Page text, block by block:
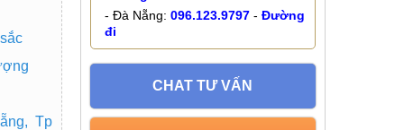
Tp
- Đà Nẵng: 096.123.9797- Đường
đi
CHAT TƯ VẤN